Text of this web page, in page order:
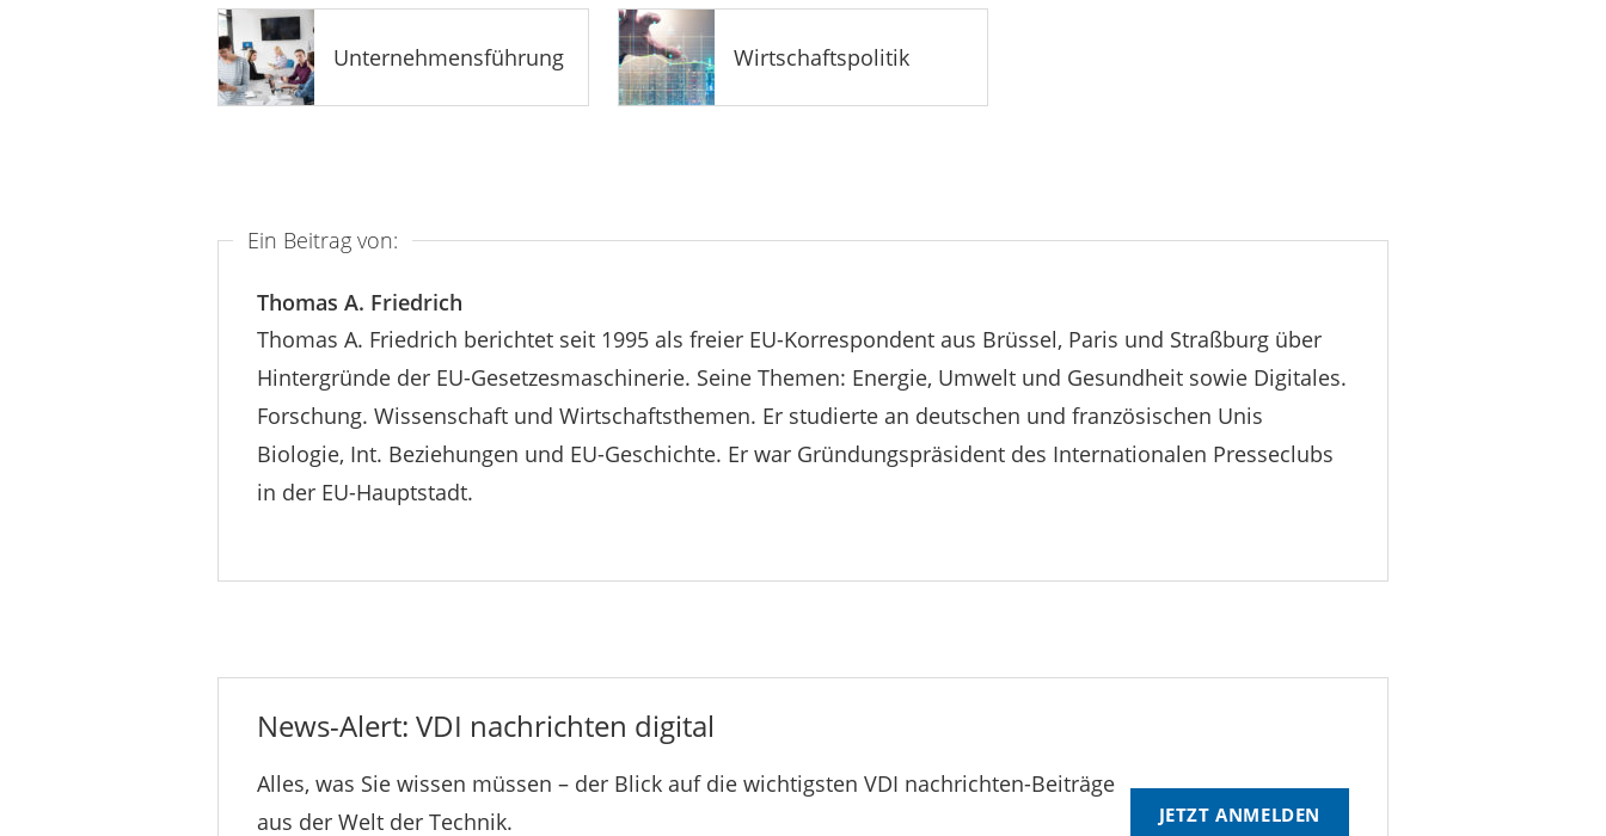
Unternehmensführung Wirtschaftspolitik
Ein Beitrag von:
Thomas A. Friedrich
Thomas A. Friedrich berichtet seit 1995 als freier EU-Korrespondent aus Brüssel, Paris und Straßburg über
Hintergründe der EU-Gesetzesmaschinerie. Seine Themen: Energie, Umwelt und Gesundheit sowie Digitales.
Forschung. Wissenschaft und Wirtschaftsthemen. Er studierte an deutschen und französischen Unis
Biologie, Int. Beziehungen und EU-Geschichte. Er war Gründungspräsident des Internationalen Presseclubs
in der EU-Hauptstadt.
News-Alert: VDI nachrichten digital
Alles, was Sie wissen müssen – der Blick auf die wichtigsten VDI nachrichten-Beiträge
aus der Welt der Technik.
JETZT ANMELDEN